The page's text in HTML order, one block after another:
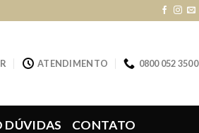
ATENDIMENTO 0800 052 3500
DÚVIDAS CONTATO